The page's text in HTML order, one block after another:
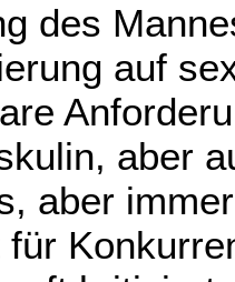
des
auf
aber
aber